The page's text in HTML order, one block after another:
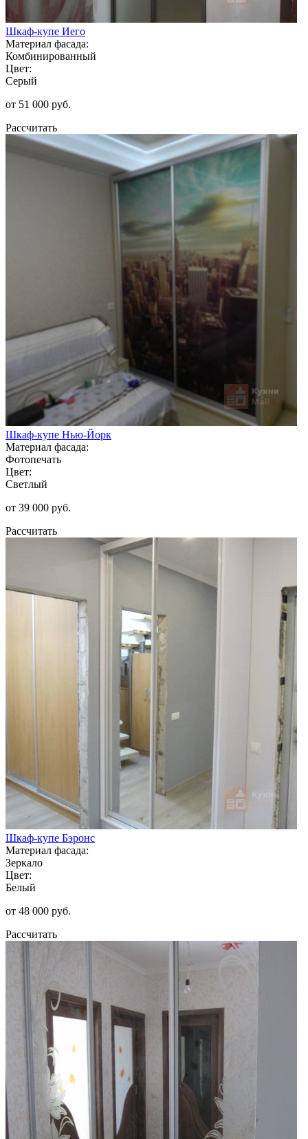
Шкаф-купе Иего
Материал фасада:
Комбинированный
Цвет:
Серый
от 51 000 руб.
Рассчитать
Шкаф-купе Нью-Йорк
Материал фасада:
Фотопечать
Цвет:
Светлый
от 39 000 руб.
Рассчитать
Шкаф-купе Бэронс
Материал фасада:
Зеркало
Цвет:
Белый
от 48 000 руб.
Рассчитать